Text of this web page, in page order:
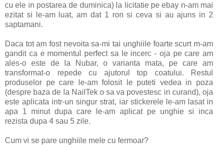
cu ele in postarea de duminica) la licitatie pe ebay n-am mai
ezitat si le-am luat, am dat 1 ron si ceva si au ajuns in 2
saptamani.
Daca tot am fost nevoita sa-mi tai unghiile foarte scurt m-am
gandit ca e momentul perfect sa le incerc - oja pe care am
ales-o este de la Nubar, o varianta mata, pe care am
transformat-o repede cu ajutorul top coatului. Restul
produselor pe care le-am folosit le puteti vedea in poza
(despre baza de la NailTek o sa va povestesc in curand), oja
este aplicata intr-un singur strat, iar stickerele le-am lasat in
apa 1 minut dupa care le-am aplicat pe unghie si inca
rezista dupa 4 sau 5 zile.
Cum vi se pare unghiile mele cu fermoar?